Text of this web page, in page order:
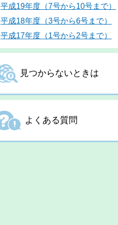
平成19年度（7号から10号まで）
平成18年度（3号から6号まで）
平成17年度（1号から2号まで）
見つからないときは
よくある質問